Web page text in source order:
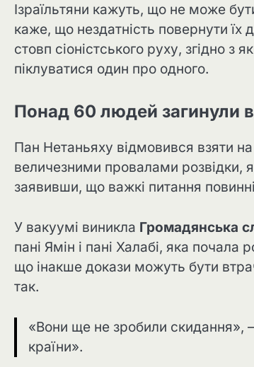
Ізраїльтяни кажуть, що не може
каже, що нездатність повернути їх
стовп сіоністського руху, згідно з
піклуватися один про одного.
Понад 60 людей загинули
Пан Нетаньяху відмовився взяти
величезними провалами розвідки,
заявивши, що важкі питання
У вакуумі виникла Громадянська
пані Ямін і пані Халабі, яка
що інакше докази можуть бути
так.
«Вони ще не зробили скидання»,
країни».